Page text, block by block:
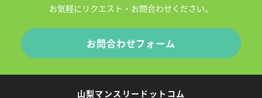
お気軽にリクエスト・お問合わせください。
お問合わせフォーム
山梨マンスリードットコム